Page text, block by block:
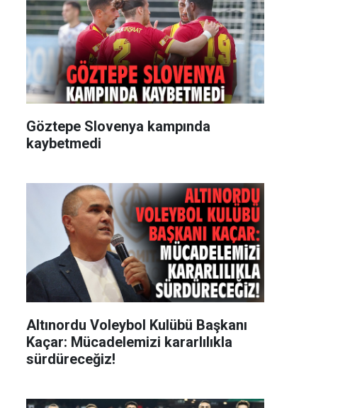
Göztepe Slovenya kampında
kaybetmedi
Altınordu Voleybol Kulübü Başkanı
Kaçar: Mücadelemizi kararlılıkla
sürdüreceğiz!